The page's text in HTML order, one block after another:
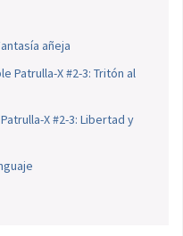
añeja
Patrulla-X #2-3: Tritón al
X #2-3: Libertad y